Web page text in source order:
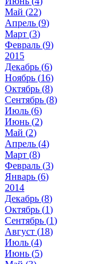
Май (22)
Апрель (9)
Март (3)
Февраль (9)
2015
Декабрь (6)
Ноябрь (16)
Октябрь (8)
Сентябрь (8)
Июль (6)
Июнь (2)
Май (2)
Апрель (4)
Март (8)
Февраль (3)
Январь (6)
2014
Декабрь (8)
Октябрь (1)
Сентябрь (1)
Август (18)
Июль (4)
Июнь (5)